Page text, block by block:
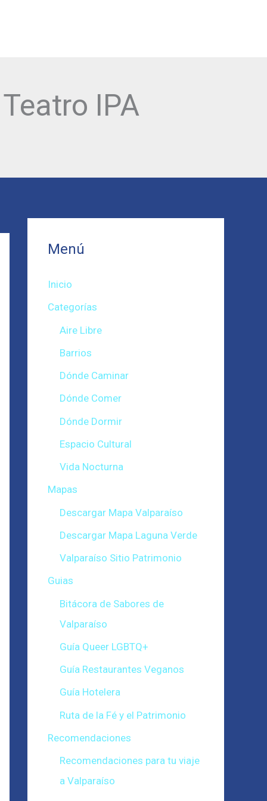
IPA
Menú
Inicio
Categorías
Aire Libre
Barrios
Dónde Caminar
Dónde Comer
Dónde Dormir
Espacio Cultural
Vida Nocturna
Mapas
Descargar Mapa Valparaíso
Descargar Mapa Laguna Verde
Valparaíso Sitio Patrimonio
Guias
Bitácora de Sabores de
Valparaíso
Guía Queer LGBTQ+
Guía Restaurantes Veganos
Guía Hotelera
Ruta de la Fé y el Patrimonio
Recomendaciones
Recomendaciones para tu viaje
a Valparaíso